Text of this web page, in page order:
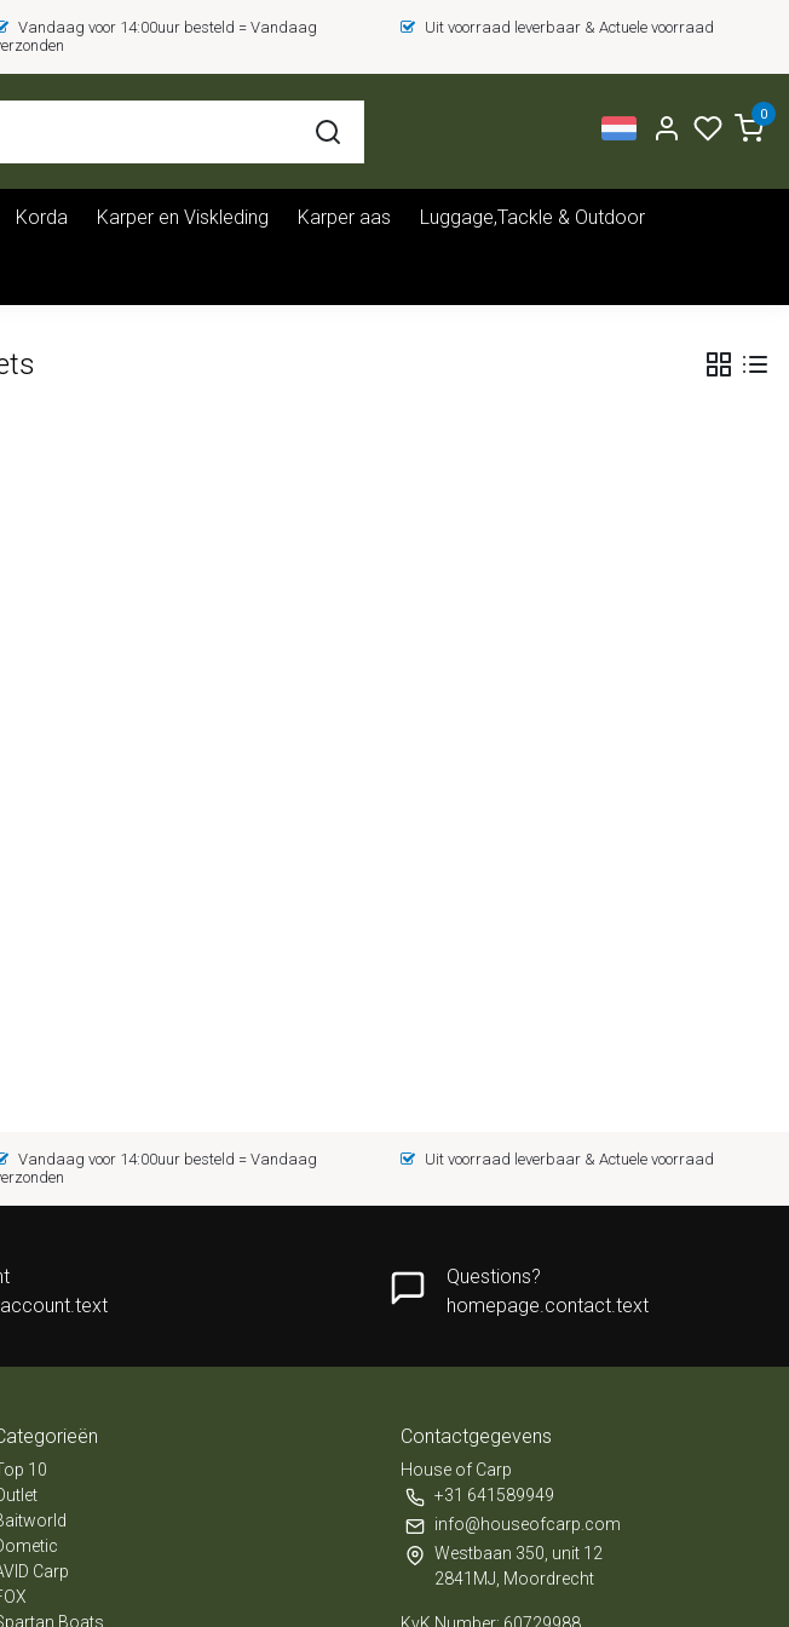
Vandaag voor 14:00uur besteld = Vandaag
Uit voorraad leverbaar & Actuele voorraad
0
Korda Karper en Viskleding Karper aas Luggage,Tackle & Outdoor
Vandaag voor 14:00uur besteld = Vandaag
Uit voorraad leverbaar & Actuele voorraad
Questions?
homepage.contact.text
10
Carp
Boats
Contactgegevens
House of Carp
+31 641589949
info@houseofcarp.com
Westbaan 350, unit 12
2841MJ, Moordrecht